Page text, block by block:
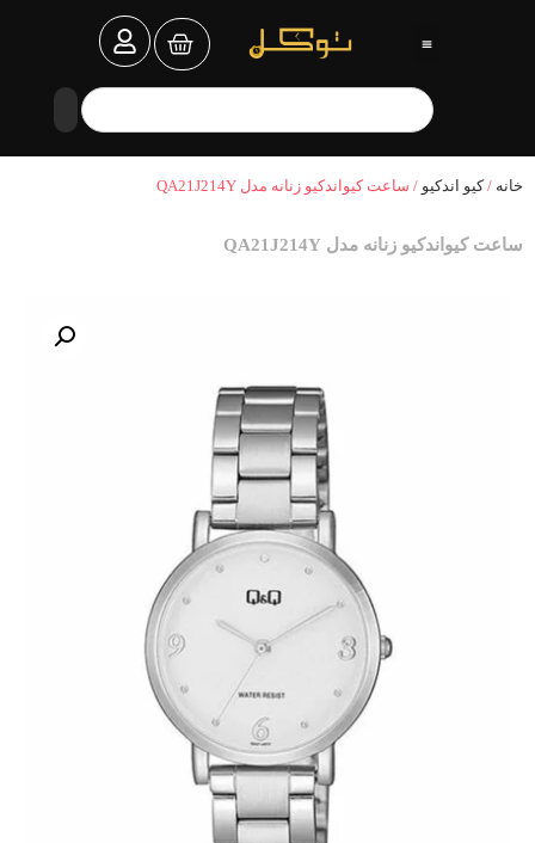
خانه /کیو اندکیو / ساعت کیواندکیو زنانه مدل QA21J214Y
ساعت کیواندکیو زنانه مدل QA21J214Y